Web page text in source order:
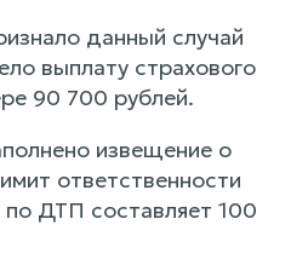
данный случай
выплату страхового
90 700 рублей.
извещение о
ответственности
по ДТП составляет 100